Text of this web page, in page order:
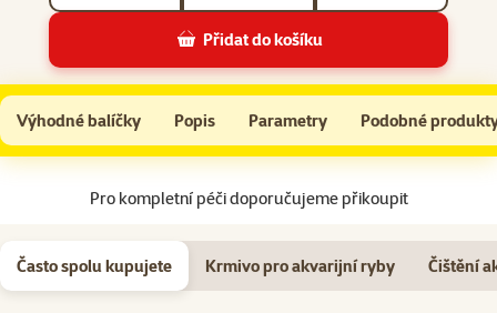
Přidat do košíku
Rostlina Tetra Green Cabomba S 15cm
Do košíku
Výhodné balíčky Popis Parametry Podobné
Na začátek stránky
Pro kompletní péči doporučujeme přikoupit
Často spolu kupujete Krmivo pro akvarijní ryby Čištění